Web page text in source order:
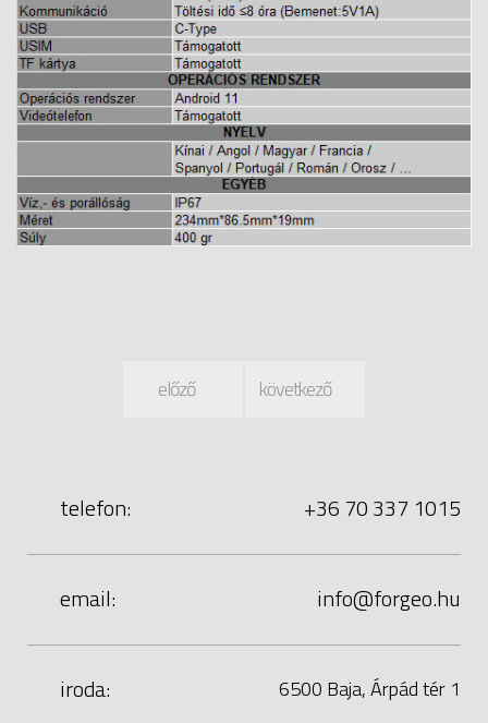
előző következő
telefon: +36 70 337 1015
email: uh.oegrof@ofni
iroda: 6500 Baja, Árpád tér 1